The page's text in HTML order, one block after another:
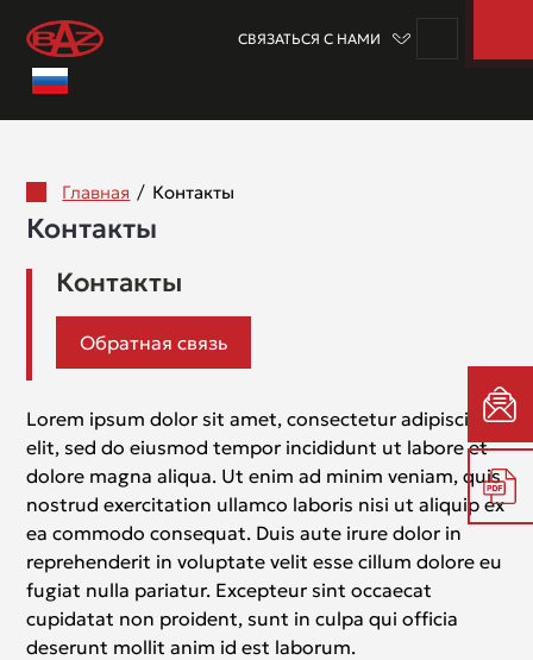
СВЯЗАТЬСЯ С НАМИ
Главная / Контакты
Контакты
Контакты
Обратная связь
Lorem ipsum dolor sit amet, consectetur adipiscing
elit, sed do eiusmod tempor incididunt ut labore et
dolore magna aliqua. Ut enim ad minim veniam, quis
nostrud exercitation ullamco laboris nisi ut aliquip ex
ea commodo consequat. Duis aute irure dolor in
reprehenderit in voluptate velit esse cillum dolore eu
fugiat nulla pariatur. Excepteur sint occaecat
cupidatat non proident, sunt in culpa qui officia
deserunt mollit anim id est laborum.